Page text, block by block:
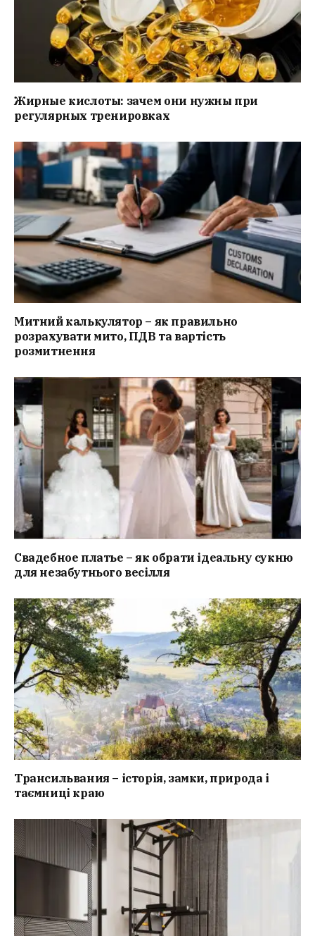
Жирные кислоты: зачем они нужны при
регулярных тренировках
Митний калькулятор – як правильно
розрахувати мито, ПДВ та вартість
розмитнення
Свадебное платье – як обрати ідеальну сукню
для незабутнього весілля
Трансильвания – історія, замки, природа і
таємниці краю